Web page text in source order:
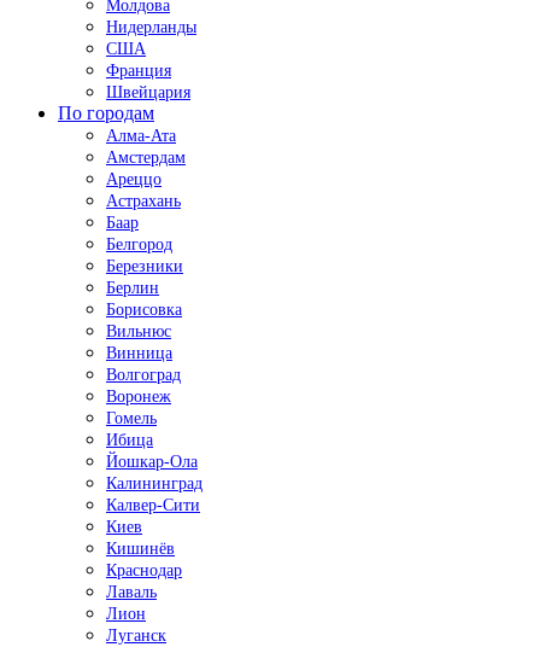
Молдова
Нидерланды
США
Франция
Швейцария
По городам
Алма-Ата
Амстердам
Ареццо
Астрахань
Баар
Белгород
Березники
Берлин
Борисовка
Вильнюс
Винница
Волгоград
Воронеж
Гомель
Ибица
Йошкар-Ола
Калининград
Калвер-Сити
Киев
Кишинёв
Краснодар
Лаваль
Лион
Луганск